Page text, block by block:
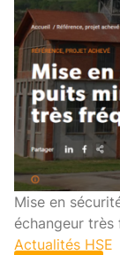
Mise en
échangeur très
Actualités HSE